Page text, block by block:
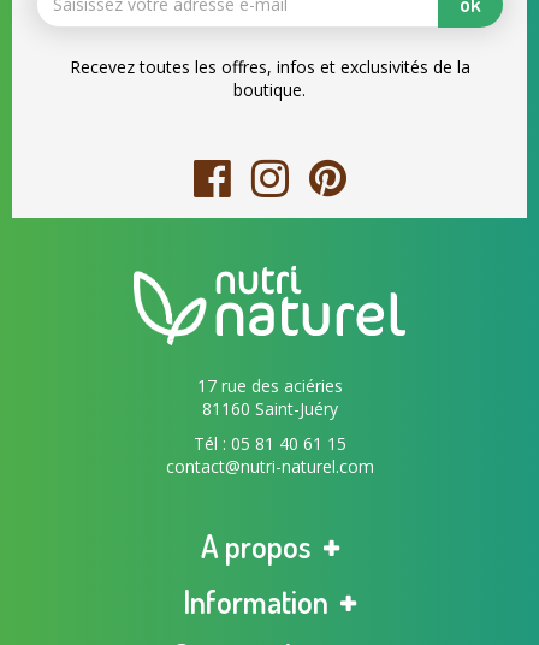
Recevez toutes les offres, infos et exclusivités de la
boutique.
17 rue des aciéries
81160 Saint-Juéry
Tél : 05 81 40 61 15
contact@nutri-naturel.com
A propos
Information